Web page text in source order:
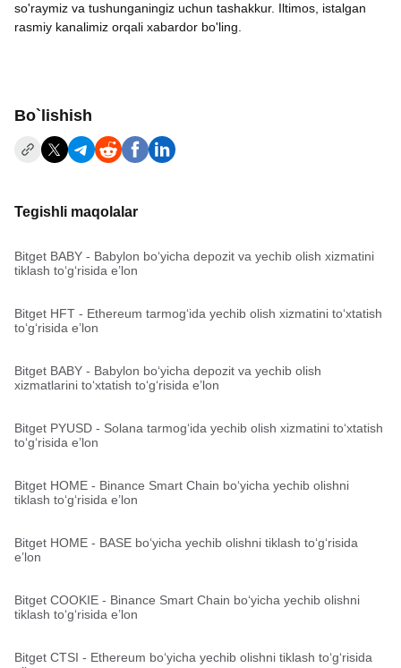
so'raymiz va tushunganingiz uchun tashakkur. Iltimos, istalgan
rasmiy kanalimiz orqali xabardor bo'ling.
Bo`lishish
Tegishli maqolalar
Bitget BABY - Babylon bo‘yicha depozit va yechib olish xizmatini
tiklash to‘g‘risida e’lon
Bitget HFT - Ethereum tarmog‘ida yechib olish xizmatini to‘xtatish
to‘g‘risida e’lon
Bitget BABY - Babylon bo‘yicha depozit va yechib olish
xizmatlarini to‘xtatish to‘g‘risida e’lon
Bitget PYUSD - Solana tarmog‘ida yechib olish xizmatini to‘xtatish
to‘g‘risida e’lon
Bitget HOME - Binance Smart Chain bo‘yicha yechib olishni
tiklash to‘g‘risida e’lon
Bitget HOME - BASE bo‘yicha yechib olishni tiklash to‘g‘risida
e’lon
Bitget COOKIE - Binance Smart Chain bo‘yicha yechib olishni
tiklash to‘g‘risida e’lon
Bitget CTSI - Ethereum bo‘yicha yechib olishni tiklash to‘g‘risida